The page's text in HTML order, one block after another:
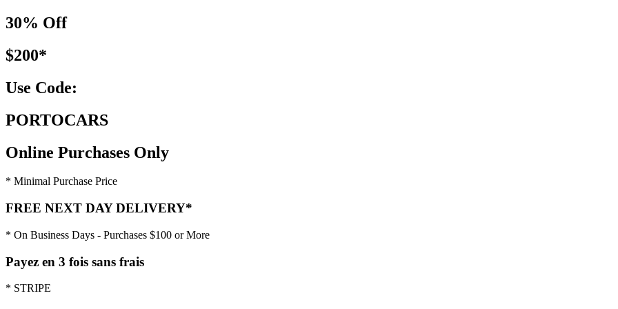
30% Off
$200*
Use Code:
PORTOCARS
Online Purchases Only
* Minimal Purchase Price
FREE NEXT DAY DELIVERY*
* On Business Days - Purchases $100 or More
Payez en 3 fois sans frais
* STRIPE